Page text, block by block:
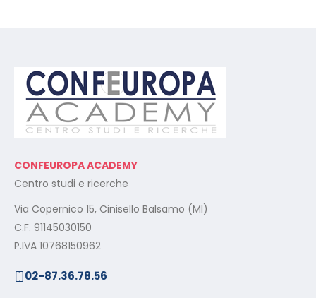
CONFEUROPA ACADEMY
Centro studi e ricerche
Via Copernico 15, Cinisello Balsamo (MI)
C.F. 91145030150
P.IVA 10768150962
02-87.36.78.56